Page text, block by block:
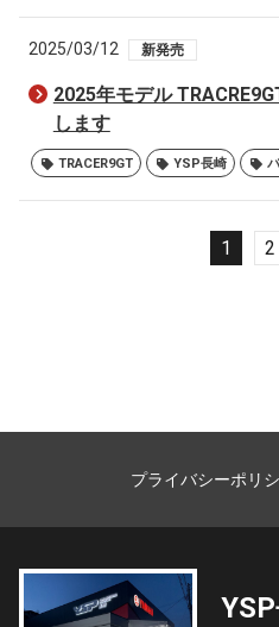
2025/03/12 新発売
2025年モデル
します
TRACER9GT YSP長崎
1 2
プライバシーポリ